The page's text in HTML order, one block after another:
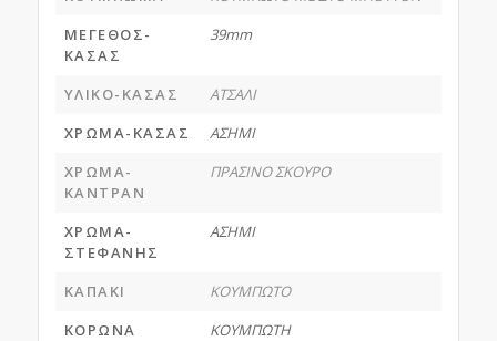
ΜΕΓΕΘΟΣ-
ΚΑΣΑΣ
39mm
ΥΛΙΚΟ-ΚΑΣΑΣ
ΑΤΣΑΛΙ
ΧΡΩΜΑ-ΚΑΣΑΣ
ΑΣΗΜΙ
ΧΡΩΜΑ-
ΚΑΝΤΡΑΝ
ΠΡΑΣΙΝΟ ΣΚΟΥΡΟ
ΧΡΩΜΑ-
ΣΤΕΦΑΝΗΣ
ΑΣΗΜΙ
ΚΑΠΑΚΙ
ΚΟΥΜΠΩΤΟ
ΚΟΡΩΝΑ
ΚΟΥΜΠΩΤΗ